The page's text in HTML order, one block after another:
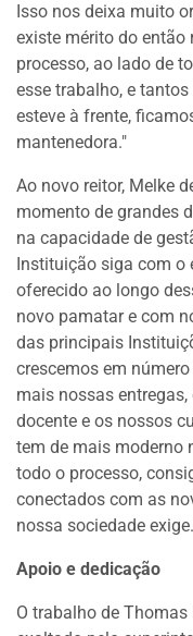
Isso nos deixa muito
existe mérito do então
processo, ao lado de
esse trabalho, e
esteve à frente,
mantenedora."
Ao novo reitor, Melke
momento de grandes
na capacidade de
Instituição siga com o
oferecido ao longo
novo pamatar e com
das principais
crescemos em
mais nossas
docente e os nossos
tem de mais moderno
todo o processo,
conectados com as
nossa sociedade
Apoio e dedicação
O trabalho de